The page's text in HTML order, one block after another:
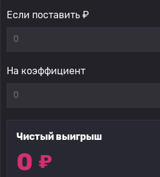
Если поставить ₽
На коэффициент
Чистый выигрыш
0 ₽